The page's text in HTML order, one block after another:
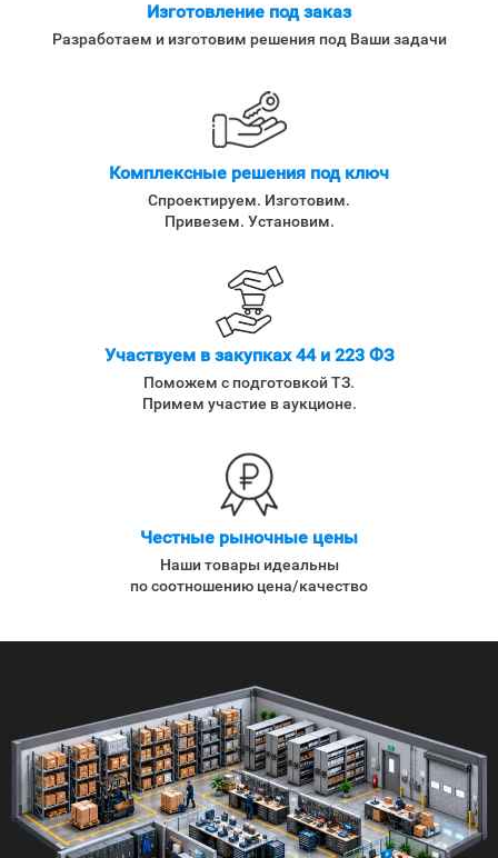
Изготовление под заказ
Разработаем и изготовим решения под Ваши задачи
Комплексные решения под ключ
Спроектируем. Изготовим.
Привезем. Установим.
Участвуем в закупках 44 и 223 ФЗ
Поможем с подготовкой ТЗ.
Примем участие в аукционе.
Честные рыночные цены
Наши товары идеальны
по соотношению цена/качество